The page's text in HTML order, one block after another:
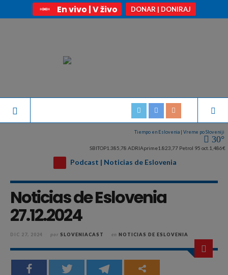
En vivo | V živo DONAR | DONIRAJ
Tiempo en Eslovenia | Vreme po Sloveniji
30°
SBITOP1.385,78 ADRIAprime1.823,77 Petrol 95 oct. 1,486€
Podcast | Noticias de Eslovenia
Noticias de Eslovenia
27.12.2024
DIC 27, 2024 por SLOVENIACAST en NOTICIAS DE ESLOVENIA